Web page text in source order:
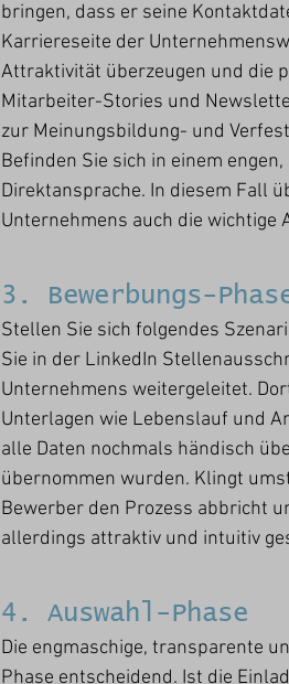
bringen, dass er seine
Karriereseite der
Attraktivität überzeugen und die
Mitarbeiter-Stories und
zur Meinungsbildung- und
Befinden Sie sich in einem
Direktansprache. In diesem Fall
Unternehmens auch die wichtige
3. Bewerbungs-
Stellen Sie sich folgendes
Sie in der LinkedIn
Unternehmens weitergeleitet.
Unterlagen wie Lebenslauf und
alle Daten nochmals händisch
übernommen wurden. Klingt
Bewerber den Prozess abbricht
allerdings attraktiv und intuitiv
4. Auswahl-Phase
Die engmaschige, transparente
Phase entscheidend. Ist die